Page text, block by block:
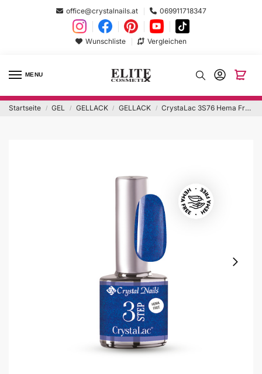
office@crystalnails.at 069911718347
Wunschliste Vergleichen
MENU
Startseite / GEL / GELLACK / GELLACK / CrystaLac 3S76 Hema Free